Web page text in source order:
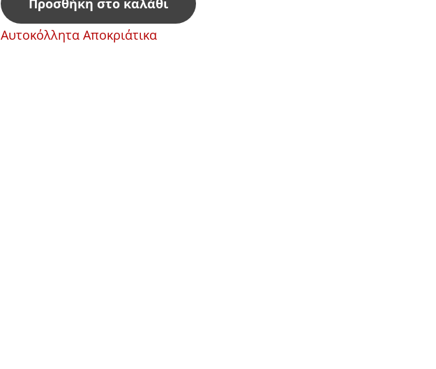
Προσθήκη στο καλάθι
Αυτοκόλλητα Αποκριάτικα